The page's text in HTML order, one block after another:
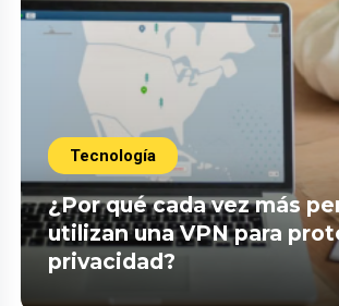
Tecnología
¿Por qué cada vez más
utilizan una VPN para
privacidad?